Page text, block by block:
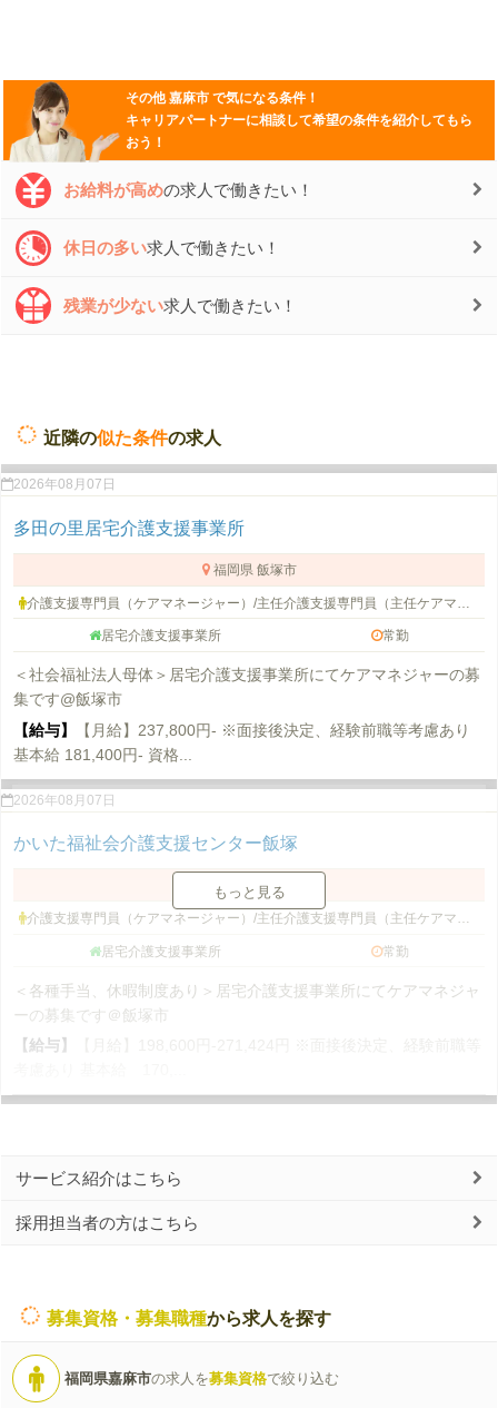
その他嘉麻市 で気になる条件！
キャリアパートナーに相談して希望の条件を紹介してもら
おう！
お給料が高めの求人で働きたい！
休日の多い求人で働きたい！
残業が少ない求人で働きたい！
近隣の似た条件の求人
2026年08月07日
多田の里居宅介護支援事業所
福岡県 飯塚市
介護支援専門員（ケアマネージャー）/主任介護支援専門員（主任ケアマネージャー）
居宅介護支援事業所 常勤
＜社会福祉法人母体＞居宅介護支援事業所にてケアマネジャーの募
集です@飯塚市
【給与】
【月給】237,800円- ※面接後決定、経験前職等考慮あり
基本給 181,400円- 資格...
2026年08月07日
かいた福祉会介護支援センター飯塚
福岡県 飯塚市
介護支援専門員（ケアマネージャー）/主任介護支援専門員（主任ケアマネージャー）
居宅介護支援事業所 常勤
＜各種手当、休暇制度あり＞居宅介護支援事業所にてケアマネジャ
ーの募集です＠飯塚市
【給与】
もっと見る
サービス紹介はこちら
採用担当者の方はこちら
募集資格・募集職種から求人を探す
福岡県嘉麻市の求人を募集資格で絞り込む